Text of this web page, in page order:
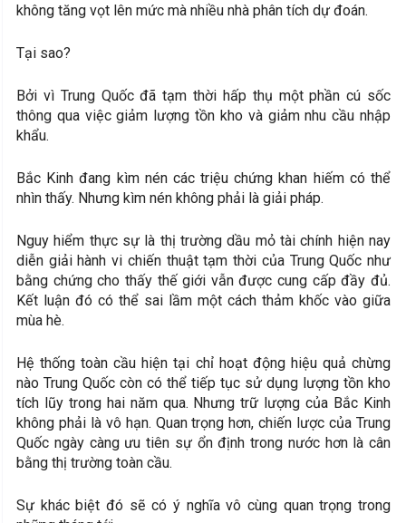
không tăng vọt lên mức mà nhiều nhà phân tích dự đoán.
Tại sao?
Bởi vì Trung Quốc đã tạm thời hấp thụ một phần cú sốc
thông qua việc giảm lượng tồn kho và giảm nhu cầu nhập
khẩu.
Bắc Kinh đang kìm nén các triệu chứng khan hiếm có thể
nhìn thấy. Nhưng kìm nén không phải là giải pháp.
Nguy hiểm thực sự là thị trường dầu mỏ tài chính hiện nay
diễn giải hành vi chiến thuật tạm thời của Trung Quốc như
bằng chứng cho thấy thế giới vẫn được cung cấp đầy đủ.
Kết luận đó có thể sai lầm một cách thảm khốc vào giữa
mùa hè.
Hệ thống toàn cầu hiện tại chỉ hoạt động hiệu quả chừng
nào Trung Quốc còn có thể tiếp tục sử dụng lượng tồn kho
tích lũy trong hai năm qua. Nhưng trữ lượng của Bắc Kinh
không phải là vô hạn. Quan trọng hơn, chiến lược của Trung
Quốc ngày càng ưu tiên sự ổn định trong nước hơn là cân
bằng thị trường toàn cầu.
Sự khác biệt đó sẽ có ý nghĩa vô cùng quan trọng trong